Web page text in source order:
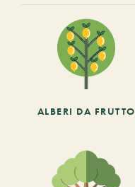
ALBERI DA FRUTTO